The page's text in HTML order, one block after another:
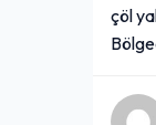
çöl